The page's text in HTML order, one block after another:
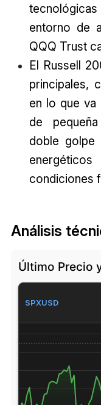
entorno de
QQQ Trust
El Russell
principales,
en lo que va
de
doble
condiciones
Análisis
Último Precio
SPXUSD